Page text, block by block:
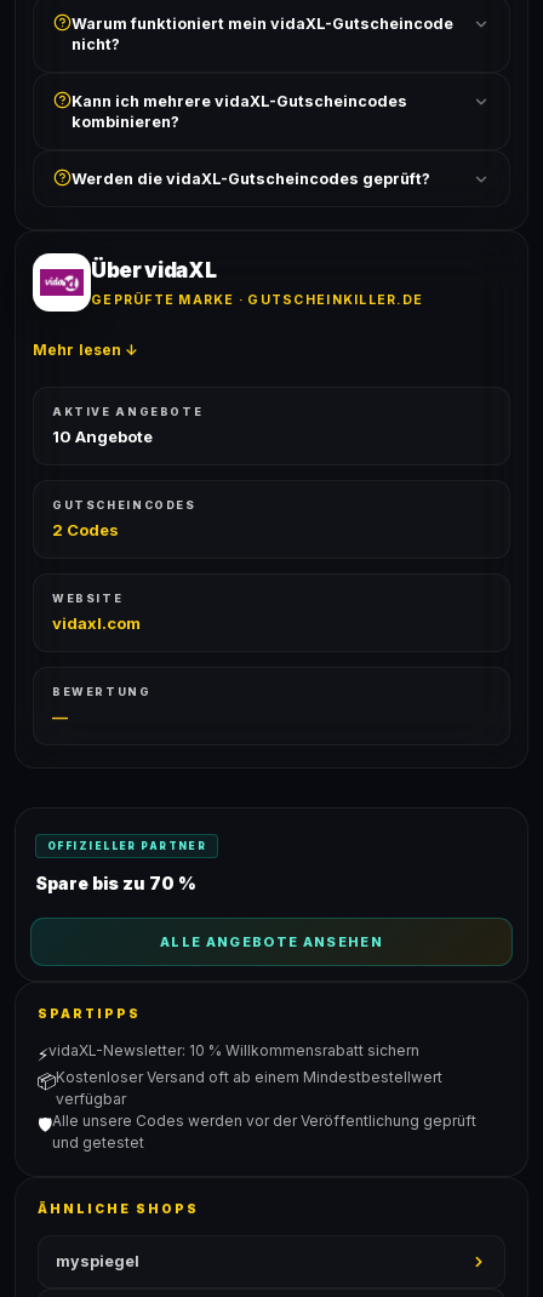
Warum funktioniert mein vidaXL-Gutscheincode
nicht?
ist und ob der Code nicht für bereits reduzierte Artikel
gilt. Alle Bedingungen findest du unter „Details".
Kann ich mehrere vidaXL-Gutscheincodes
kombinieren?
akzeptiert. Die Kombination mehrerer Codes ist meist
Werden die vidaXL-Gutscheincodes geprüft?
Erfolgsquote wird bei jedem Angebot angezeigt.
Über vidaXL
GEPRÜFTE MARKE · GUTSCHEINKILLER.DE
Mehr lesen ↓
AKTIVE ANGEBOTE
10 Angebote
GUTSCHEINCODES
2 Codes
WEBSITE
vidaxl.com
BEWERTUNG
—
OFFIZIELLER PARTNER
Spare bis zu 70 %
ALLE ANGEBOTE ANSEHEN
SPARTIPPS
⚡vidaXL-Newsletter: 10 % Willkommensrabatt sichern
📦Kostenloser Versand oft ab einem Mindestbestellwert
verfügbar
🛡️Alle unsere Codes werden vor der Veröffentlichung geprüft
und getestet
ÄHNLICHE SHOPS
myspiegel